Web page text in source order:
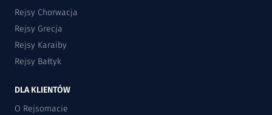
Rejsy Chorwacja
Rejsy Grecja
Rejsy Karaiby
Rejsy Bałtyk
DLA KLIENTÓW
O Rejsomacie